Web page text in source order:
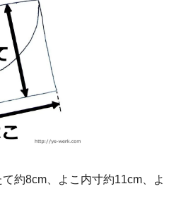
て約8cm、よこ内寸約11cm、よ